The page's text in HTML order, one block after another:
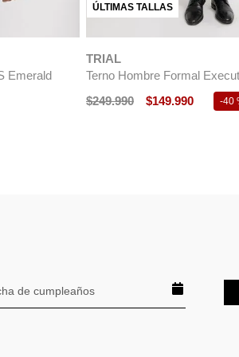
Emerald
ÚLTIMAS TALLAS
TRIAL
Terno Hombre Formal
$249.990 $149.990 -40